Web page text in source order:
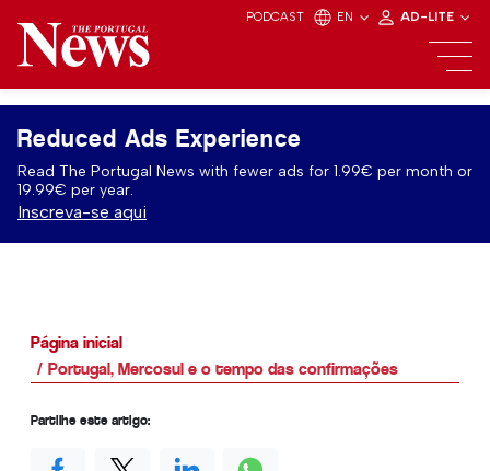
PODCAST EN AD-LITE
Reduced Ads Experience
Read The Portugal News with fewer ads for 1.99€ per month or
19.99€ per year.
Inscreva-se aqui
Página inicial
Portugal, Mercosul e o tempo das confirmações
Partilhe este artigo: